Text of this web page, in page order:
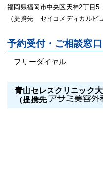
福岡県福岡市中央区天神2丁目
（提携先 セイコメディカルビ
予約受付・ご相談窓口
フリーダイヤル
青山セレスクリニック
（提携先